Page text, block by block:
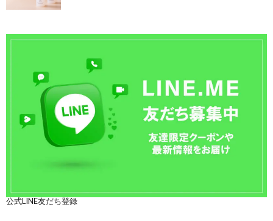
公式LINE友だち登録